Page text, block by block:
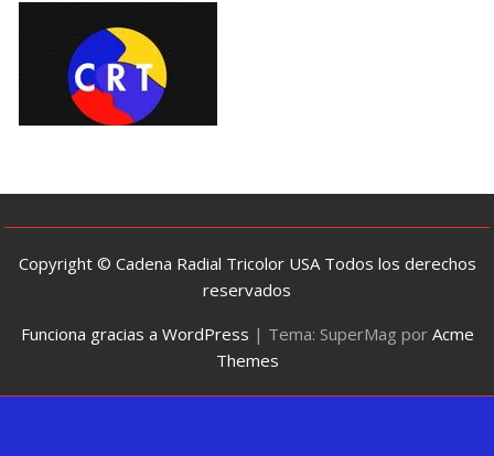
Copyright © Cadena Radial Tricolor USA Todos los derechos
reservados
Funciona gracias a WordPress | Tema: SuperMag por Acme
Themes